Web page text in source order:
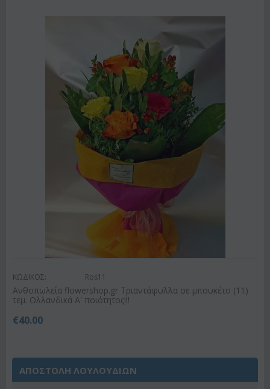
ΚΩΔΙΚΟΣ: Ros11
Ανθοπωλεία flowershop.gr Τριαντάφυλλα σε μπουκέτο (11)
τεμ. Ολλανδικά Α' ποιότητος!!!
€40.00
ΑΠΟΣΤΟΛΗ ΛΟΥΛΟΥΔΙΩΝ